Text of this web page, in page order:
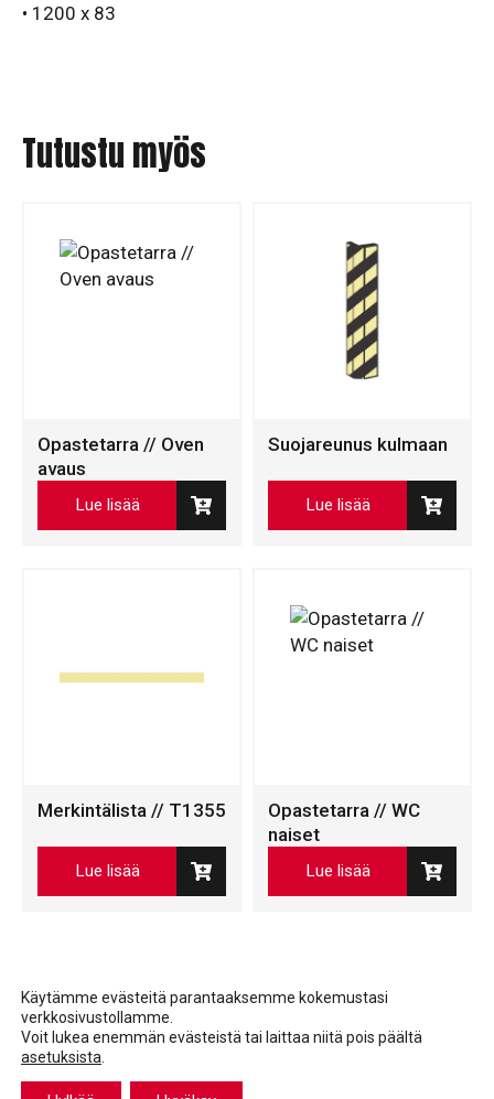
• 1200 x 83
Tutustu myös
Opastetarra // Oven
avaus
Lue lisää
Suojareunus kulmaan
Lue lisää
Merkintälista // T1355
Lue lisää
Opastetarra // WC
naiset
Lue lisää
Käytämme evästeitä parantaaksemme kokemustasi
verkkosivustollamme.
Voit lukea enemmän evästeistä tai laittaa niitä pois päältä
asetuksista